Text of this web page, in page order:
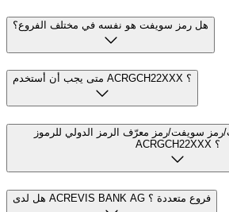
هل رمز سويفت هو نفسه في مختلف الفروع؟
متى يجب أن أستخدم ACRGCH22XXX ؟
رمز سويفت/رمز معرّف الرمز الدولي للرموز
ACRGCH22XXX ؟
هل لدى ACREVIS BANK AG فروع متعددة ؟